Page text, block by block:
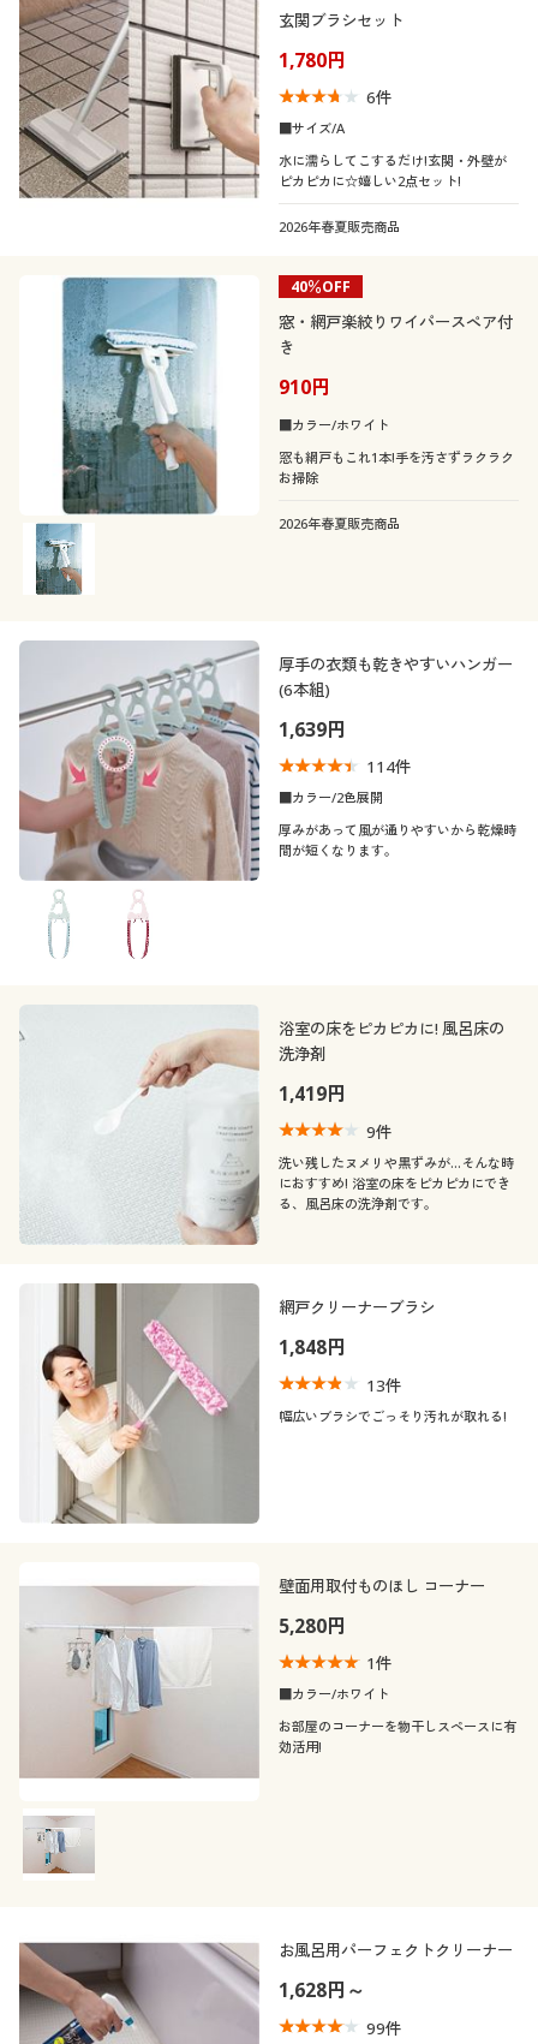
玄関ブラシセット
1,780円
6件
■サイズ/A
水に濡らしてこするだけ!玄関・外壁が
ピカピカに☆嬉しい2点セット!
2026年春夏販売商品
40％OFF
窓・網戸楽絞りワイパースペア付
き
910円
■カラー/ホワイト
窓も網戸もこれ1本!手を汚さずラクラク
お掃除
2026年春夏販売商品
厚手の衣類も乾きやすいハンガー
(6本組)
1,639円
114件
■カラー/2色展開
厚みがあって風が通りやすいから乾燥時
間が短くなります。
浴室の床をピカピカに! 風呂床の
洗浄剤
1,419円
9件
洗い残したヌメリや黒ずみが…そんな時
におすすめ! 浴室の床をピカピカにでき
る、風呂床の洗浄剤です。
網戸クリーナーブラシ
1,848円
13件
幅広いブラシでごっそり汚れが取れる!
壁面用取付ものほし コーナー
5,280円
1件
■カラー/ホワイト
お部屋のコーナーを物干しスペースに有
効活用!
お風呂用パーフェクトクリーナー
1,628円～
99件